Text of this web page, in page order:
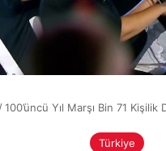
100’üncü Yıl Marşı Bin 71
Türkiye